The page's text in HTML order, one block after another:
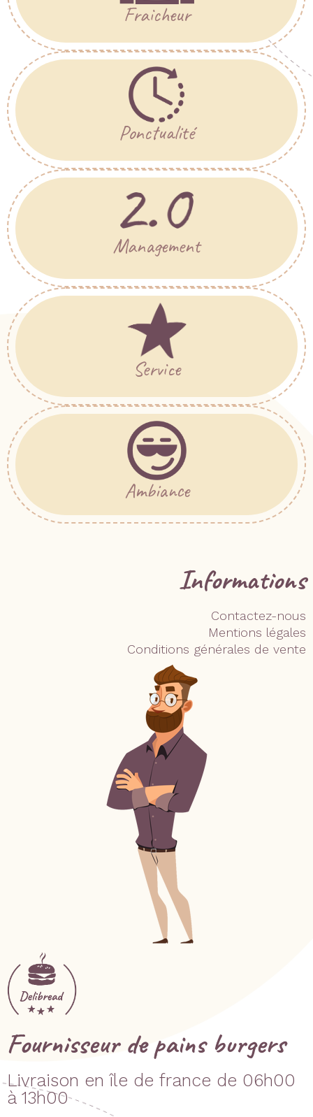
Fraicheur
Ponctualité
Management
Service
Ambiance
Informations
Contactez-nous
Mentions légales
Conditions générales de vente
Fournisseur de pains burgers
Livraison en île de france de 06h00
à 13h00